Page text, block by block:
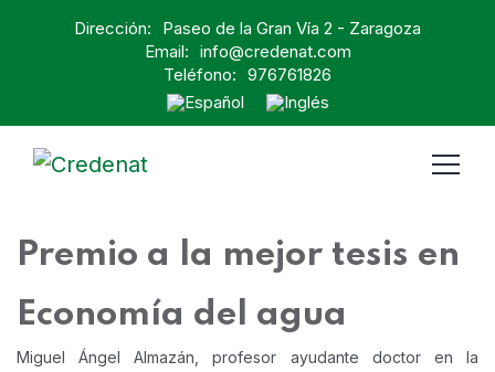
Dirección:
Paseo de la Gran Vía 2 - Zaragoza
Email: info@credenat.com
Teléfono: 976761826
Premio a la mejor tesis en
Economía del agua
Miguel Ángel Almazán, profesor ayudante doctor en la